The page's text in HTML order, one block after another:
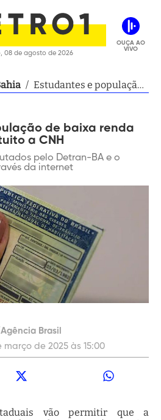
08 de agosto de 2026
OUÇA AO
VIVO
/ Estudantes e população
de baixa renda
a CNH
pelo Detran-BA e o
da internet
Brasil
março de 2025 às 15:00
vão permitir que a